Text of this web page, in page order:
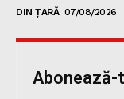
DIN ȚARĂ 07/08/2026